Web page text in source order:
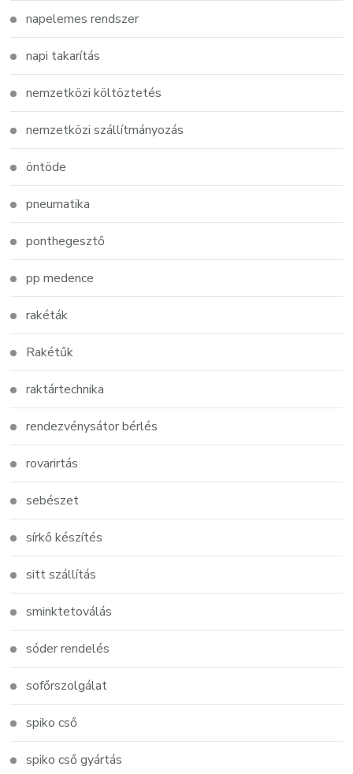
napelemes rendszer
napi takarítás
nemzetközi költöztetés
nemzetközi szállítmányozás
öntöde
pneumatika
ponthegesztő
pp medence
rakéták
Rakétűk
raktártechnika
rendezvénysátor bérlés
rovarirtás
sebészet
sírkő készítés
sitt szállítás
sminktetoválás
sóder rendelés
sofőrszolgálat
spiko cső
spiko cső gyártás